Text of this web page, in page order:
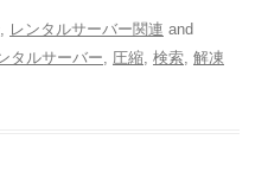
レンタルサーバー関連 and
タルサーバー 圧縮 検索 解凍